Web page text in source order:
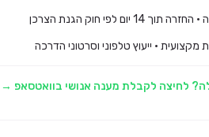
14 יום לפי חוק הגנת הצרכן
מקצועית · ייעוץ טלפוני וסרטוני הדרכה
לחיצה לקבלת מענה אנושי בוואטסאפ →